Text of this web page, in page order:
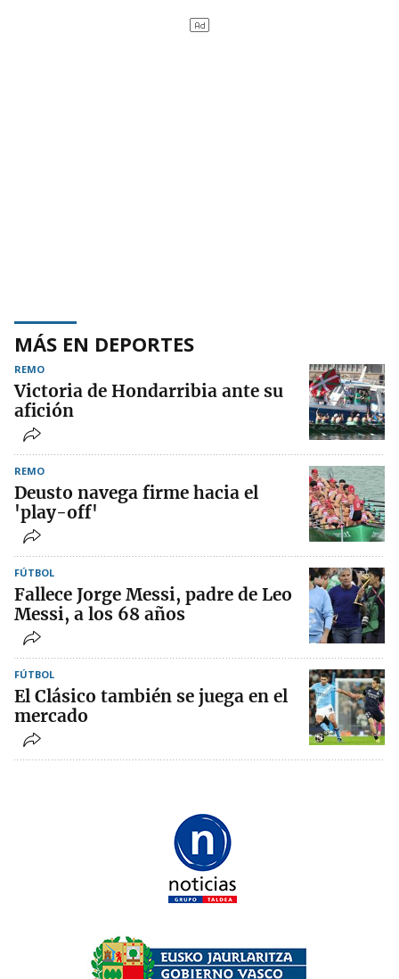
MÁS EN DEPORTES
REMO
Victoria de Hondarribia ante su
afición
REMO
Deusto navega firme hacia el
'play-off'
FÚTBOL
Fallece Jorge Messi, padre de Leo
Messi, a los 68 años
FÚTBOL
El Clásico también se juega en el
mercado